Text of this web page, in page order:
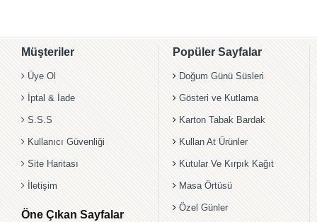
Müşteriler
Üye Ol
İptal & İade
S.S.S
Kullanıcı Güvenliği
Site Haritası
İletişim
Öne Çıkan Sayfalar
Popüler Sayfalar
Doğum Günü Süsleri
Gösteri ve Kutlama
Karton Tabak Bardak
Kullan At Ürünler
Kutular Ve Kırpık Kağıt
Masa Örtüsü
Özel Günler